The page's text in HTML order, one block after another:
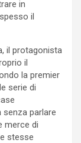
in
il
il protagonista
il
la premier
serie di
parlare
merce di
stesse